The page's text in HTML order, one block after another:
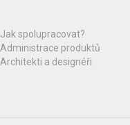
Jak spolupracovat?
Administrace produktů
Architekti a designéři